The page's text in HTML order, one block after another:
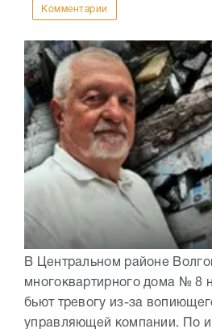
Комментарии
В Центральном районе
многоквартирного дома № 8
бьют тревогу из-за
управляющей компании. По